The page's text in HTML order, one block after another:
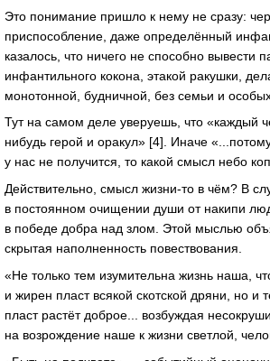
Это понимание пришло к нему не сразу:
приспособление, даже определённый
казалось, что ничего не способно вывести
инфантильного кокона, этакой ракушки,
монотонной, будничной, без семьи и
Тут на самом деле уверуешь, что «каждый
нибудь герой и оракул» [4]. Иначе
у нас не получится, то какой смысл небо
Действительно, смысл жизни-то в чём? В
в постоянном очищении души от накипи
в победе добра над злом. Этой мыслью
скрытая наполненность повествования.
«Не только тем изумительна жизнь наша,
и жирен пласт всякой скотской дряни, но и
пласт растёт доброе... возбуждая
на возрождение наше к жизни светлой,